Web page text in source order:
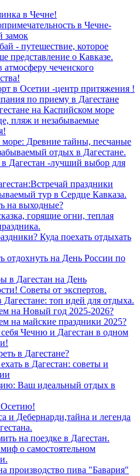
в Чечне!
в Чечне-
замок
- путешествие, которое
представление о Кавказе.
атмосферу чеченского
в Осетии -центр притяжения !
по приему в Дагестане
на Каспийском море
пляж и незабываемые
море: Древние тайны, песчаные
отдых в Дагестане.
Дагестан -лучший выбор для
праздники
тур в Сердце Кавказа.
на выходные?
горящие огни, теплая
Куда поехать отдыхать
отдохнуть на День России по
в Дагестан на День
Советы от экспертов.
топ идей для отдыха.
на Новый год 2025-2026?
на майские праздники 2025?
Чечню и Дагестан в одном
в Дагестане?
в Дагестан: советы и
Ваш идеальный отдых в
и Дебернарди,тайна и легенда
на поездке в Дагестан.
о самостоятельном
производство пива "Бавария"